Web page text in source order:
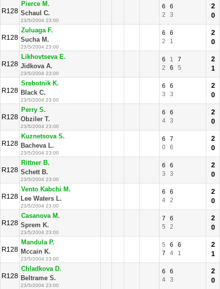
R128
Pierce M.
Schaul C.
23/5/2004 23:00
6
6
2
3
2
0
R128
Zuluaga F.
Sucha M.
23/5/2004 23:00
6
6
2
1
2
0
R128
Likhovtseva E.
Jidkova A.
23/5/2004 23:00
6 1
7
2
6 5
2
1
R128
Srebotnik K.
Black C.
23/5/2004 23:00
6
6
3
3
2
0
R128
Perry S.
Obziler T.
23/5/2004 23:00
6
6
4
3
2
0
R128
Kuznetsova S.
Bacheva L.
23/5/2004 23:00
6
7
0
6
2
0
R128
Rittner B.
Schett B.
23/5/2004 23:00
6
6
3
3
2
0
R128
Vento Kabchi M.
Lee Waters L.
23/5/2004 23:00
6
6
4
2
2
0
R128
Casanova M.
Sprem K.
23/5/2004 23:00
7
6
5
2
2
0
R128
Mandula P.
Mccain K.
23/5/2004 23:00
5 6
6
7
4 1
2
1
R128
Chladkova D.
Beltrame S.
23/5/2004 23:00
6
6
4
3
2
0